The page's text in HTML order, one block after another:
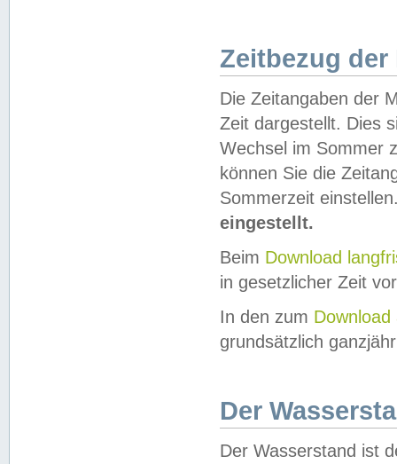
Zeitbezug der
Die Zeitangaben der
Zeit dargestellt. Dies
Wechsel im Sommer
können Sie die
Sommerzeit
eingestellt.
Beim Download
in gesetzlicher Zeit
In den zum Download
grundsätzlich
Der
Der Wasserstand ist